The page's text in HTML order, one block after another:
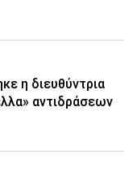
η διευθύντρια
αντιδράσεων